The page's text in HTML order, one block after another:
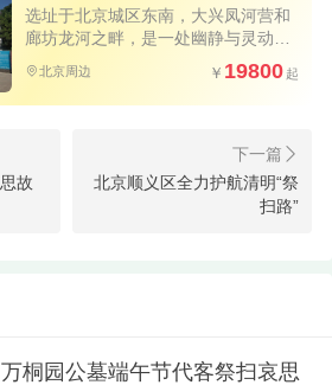
精神。这不仅是一次对烈士的
的爱国主义教育，让学生们在
。
选址于北京城区东南，大兴凤河营和
廊坊龙河之畔，是一处幽静与灵动充
分融合的自然所在的安息之所
北京周边 19800
故
北京顺义区全力护航清明“祭
扫路”
万桐园公墓端午节代客祭扫哀思